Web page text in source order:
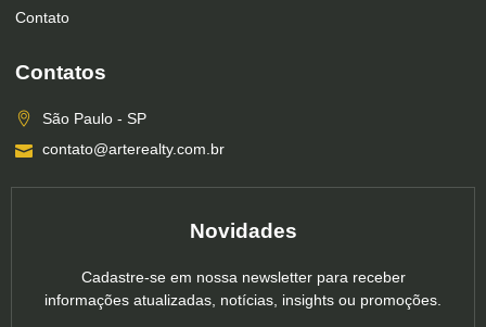
Contato
Contatos
São Paulo - SP
contato@arterealty.com.br
Novidades
Cadastre-se em nossa newsletter para receber
informações atualizadas, notícias, insights ou promoções.